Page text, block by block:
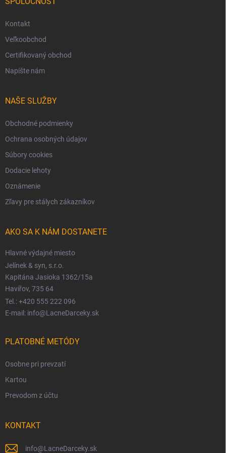
Kontakt
Veľkoobchod
Certifikovaný obchod
Napíšte nám
NAŠE SLUŽBY
Obchodné podmienky
Ochrana osobných údajov
Súbory cookies
Dodacie lehoty
Oznámenie
Zľavy pre stálych zákazníkov
AKO SA K NÁM DOSTANETE
Hlavné výdajné miesto
Jelínek & syn, s.r.o.
Kapitána Jasioka 1362/15a
Havířov, 735 64
Tel.: +420 555 222 096
E-mail: info@LacneDarceky.sk
PLATOBNÉ METÓDY
Osobne pri prevzatí
Kartou
Prevodom z účtu
KONTAKT
info@LacneDarceky.sk